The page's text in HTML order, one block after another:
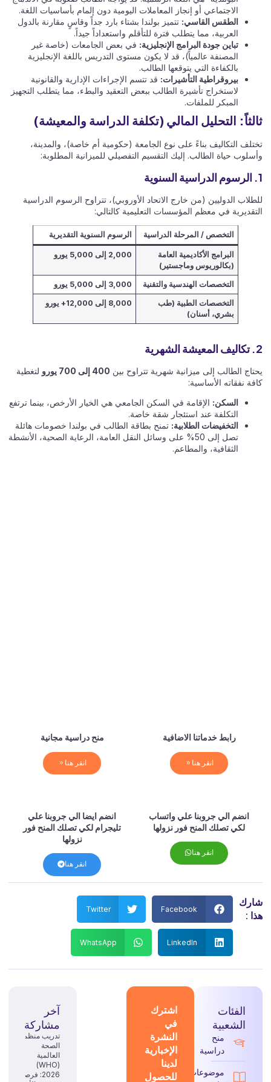
الاجتماعي أو إنجاز المعاملات اليومية دون إلمام بأساسيات اللغة.
الطقس القاسي: تتميز بولندا بشتاء بارد جداً وقاسٍ مقارنة بالدول
العربية، مما يتطلب فترة للتأقلم واستعداداً جيداً.
تباين جودة البرامج الإنجليزية: في بعض الجامعات (خاصة غير
المصنفة عالمياً)، قد لا يكون مستوى التدريس باللغة الإنجليزية
بالكفاءة التي يتوقعها الطالب.
بيروقراطية التأشيرات: قد تتسم الإجراءات الإدارية والقانونية
لاستخراج تأشيرة الطالب ببعض التعقيد والبطء، مما يتطلب التجهيز
المبكر للملفات.
ثالثاً: التحليل المالي (تكلفة الدراسة والمعيشة)
تختلف التكاليف بناءً على نوع الجامعة (حكومية أم خاصة)، والمدينة،
وأسلوب حياة الطالب. إليك التقسيم التفصيلي للميزانية المطلوبة:
1. الرسوم الدراسية السنوية
للطلاب الدوليين (من خارج الاتحاد الأوروبي)، تتراوح الرسوم الدراسية
التقديرية في معظم المؤسسات التعليمية كالتالي:
التخصص / المرحلة الدراسية الرسوم السنوية التقديرية
البرامج الأكاديمية العامة
(بكالوريوس وماجستير)
2,000 إلى 5,000 يورو
التخصصات الهندسية والتقنية 3,000 إلى 5,000 يورو
التخصصات الطبية (طب
بشري، أسنان)
8,000 إلى 12,000+ يورو
2. تكاليف المعيشة الشهرية
يحتاج الطالب إلى ميزانية شهرية تتراوح بين 400 إلى 700 يورو
لتغطية
كافة نفقاته الأساسية:
السكن: الإقامة في السكن الجامعي هي الخيار الأرخص، بينما ترتفع
التكلفة عند استئجار شقة خاصة.
التخفيضات الطلابية: تمنح بطاقة الطالب في بولندا خصومات هائلة
تصل إلى 50% على وسائل النقل العامة، الرعاية الصحية، الأنشطة
الثقافية، والمطاعم.
رابط خدماتنا الاضافية
انقر هنا
منح دراسية مجانية
انقر هنا
انضم الي جروبنا علي واتساب
لكي تصلك المنح فور نزولها
انقر هنا
انضم ايضا الي جروبنا علي
تليجرام لكي تصلك المنح فور
نزولها
انقر هنا
شارك
هذا :
Facebook
Twitter
LinkedIn
WhatsApp
الفئات
الشعبية
منح
دراسية
موضوعات
اشترك
في
النشرة
الإخبارية
لدينا
للحصول
آخر
مشاركة
تدريب منظمة
الصحة
العالمية
(WHO)
2026: فرصة